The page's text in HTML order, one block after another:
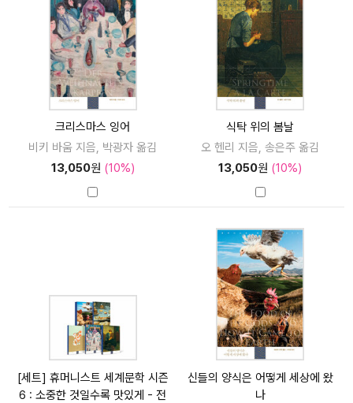
크리스마스 잉어
비키 바움 지음, 박광자 옮김
13,050원 (10%)
식탁 위의 봄날
오 헨리 지음, 송은주 옮김
13,050원 (10%)
[세트] 휴머니스트 세계문학 시즌
6 : 소중한 것일수록 맛있게 - 전
신들의 양식은 어떻게 세상에 왔
나